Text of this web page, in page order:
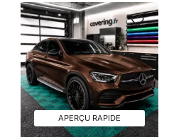
APERÇU RAPIDE